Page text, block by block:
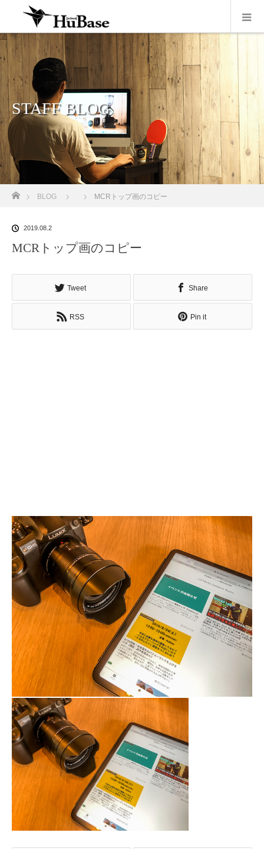
STAFF BLOG
ホーム
BLOG MCRトップ画のコピー
2019.08.2
MCRトップ画のコピー
Tweet Share
RSS Pin it